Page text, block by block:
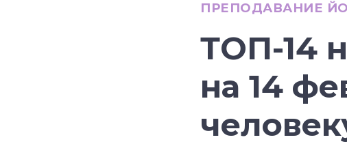
ПРЕПОДАВАНИЕ
ТОП-14
на 14